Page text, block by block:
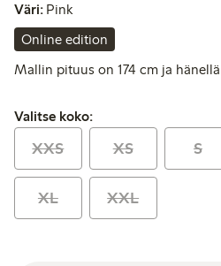
Väri: Pink
Online edition
Mallin pituus on 174 cm ja
Valitse koko:
Valitse koko:
XXS XS S
XL XXL